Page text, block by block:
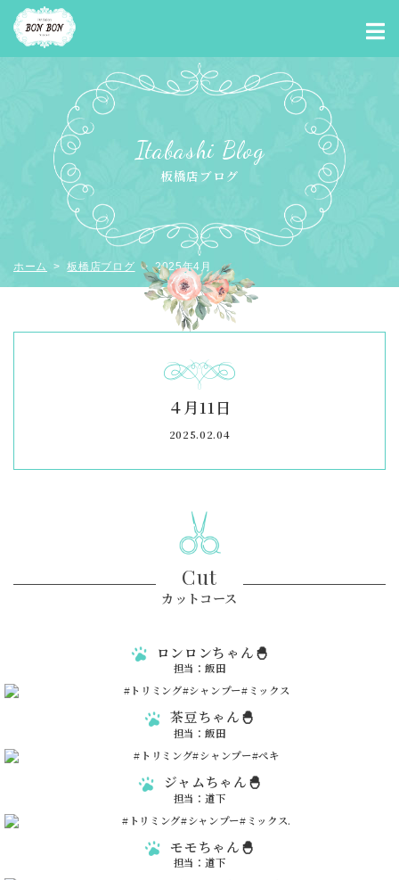
Itabashi Blog
板橋店ブログ
ホーム >板橋店ブログ > 2025年4月
４月11日
2025.02.04
Cut
カットコース
ロンロンちゃん🐣
担当：飯田
茶豆ちゃん🐣
担当：飯田
ジャムちゃん🐣
担当：道下
モモちゃん🐣
担当：道下